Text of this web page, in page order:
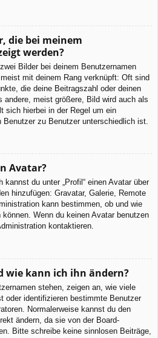
die bei meinem
werden?
Bilder bei deinem Benutzernamen
mit deinem Rang verknüpft: Oft sind
die deine Beitragszahl oder deinen
andere, meist größere, Bild wird auch als
sich hierbei in der Regel um ein
zu Benutzer unterschiedlich ist.
Avatar?
kannst du unter „Profil“ einen Avatar über
hinzufügen: Gravatar, Galerie, Remote
kann bestimmen, ob und wie
Wenn du keinen Avatar benutzen
kontaktieren.
wie kann ich ihn ändern?
stehen, zeigen an, wie viele
oder identifizieren bestimmte Benutzer
Normalerweise kannst du den
ändern, da sie von der Board-
Bitte schreibe keine sinnlosen Beiträge,